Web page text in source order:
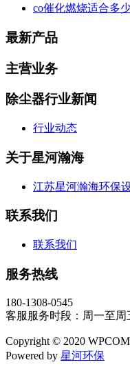
co催化燃烧适合多
最新产品
主营业务
除尘器行业新闻
行业动态
关于星河瀚海
江苏星河瀚海环保
联系我们
联系我们
服务热线
180-1308-0545
客服服务时段：周一至周
Copyright © 2020
Powered by 星河环保